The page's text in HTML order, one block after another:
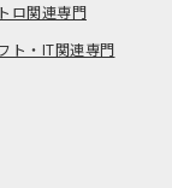
ロ関連専門
ト・IT関連専門